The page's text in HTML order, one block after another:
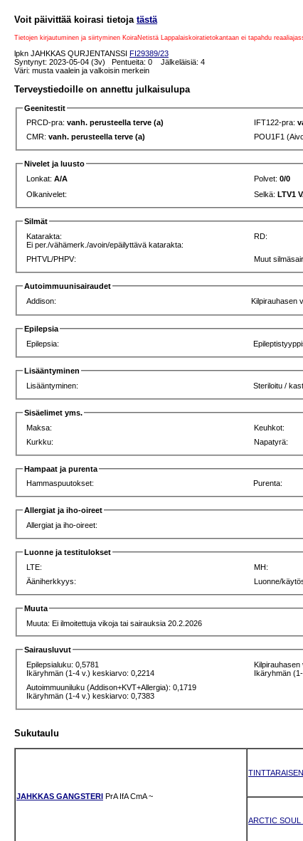
Voit päivittää koirasi tietoja tästä
Tietojen kirjautuminen ja siirtyminen KoiraNetistä Lappalaiskoiratietokantaan ei tapahdu
lpkn JAHKKAS QURJENTANSSI FI29389/23
Syntynyt: 2023-05-04 (3v) Pentueita: 0 Jälkeläisiä: 4
Väri: musta vaalein ja valkoisin merkein
Terveystiedoille on annettu julkaisulupa
Geenitestit
PRCD-pra:vanh. perusteella terve (a) IFT122-pra:
CMR:vanh. perusteella terve (a) POU1F1
Nivelet ja luusto
Lonkat:A/A Polvet:0/0
Olkanivelet:
Selkä:LTV1
Silmät
Katarakta:
Ei per./vähämerk./avoin/epäilyttävä katarakta:
RD:
PHTVL/PHPV: Muut
Autoimmuunisairaudet
Addison:
Kilpirauhasen
Epilepsia
Epilepsia:
Lisääntyminen
Lisääntyminen:
Steriloitu /
Sisäelimet yms.
Maksa:
Keuhkot:
Kurkku:
Napatyrä:
Hampaat ja purenta
Hammaspuutokset:
Purenta:
Allergiat ja iho-oireet
Allergiat ja iho-oireet:
Luonne ja testitulokset
LTE:
MH:
Ääniherkkyys:
Luonne/
Muuta
Muuta: Ei ilmoitettuja vikoja tai sairauksia 20.2.2026
Sairausluvut
Epilepsialuku: 0,5781
Ikäryhmän (1-4 v.) keskiarvo: 0,2214
Ikäryhmän
Autoimmuuniluku (Addison+KVT+Allergia): 0,1719
Ikäryhmän (1-4 v.) keskiarvo: 0,7383
Sukutaulu
JAHKKAS GANGSTERI PrA IfA CmA ~
ARCTIC SOUL